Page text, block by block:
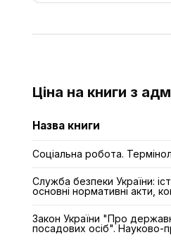
Ціна на книги з
Назва книги
Соціальна робота.
Служба безпеки України:
основні нормативні акти,
Закон України "Про
посадових осіб". Науково-